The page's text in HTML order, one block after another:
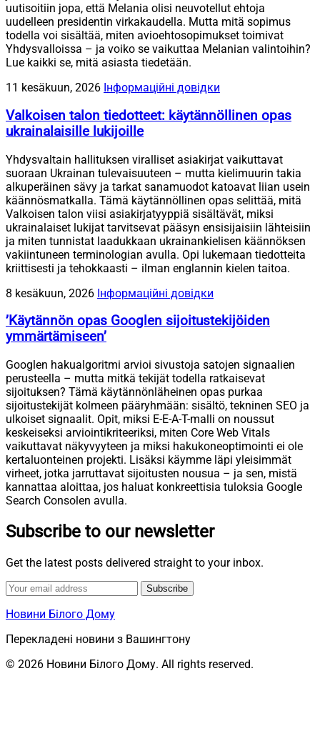
uutisoitiin jopa, että Melania olisi neuvotellut ehtoja
uudelleen presidentin virkakaudella. Mutta mitä sopimus
todella voi sisältää, miten avioehtosopimukset toimivat
Yhdysvalloissa – ja voiko se vaikuttaa Melanian valintoihin?
Lue kaikki se, mitä asiasta tiedetään.
11 kesäkuun, 2026 Інформаційні довідки
Valkoisen talon tiedotteet: käytännöllinen opas
ukrainalaisille lukijoille
Yhdysvaltain hallituksen viralliset asiakirjat vaikuttavat
suoraan Ukrainan tulevaisuuteen – mutta kielimuurin takia
alkuperäinen sävy ja tarkat sanamuodot katoavat liian usein
käännösmatkalla. Tämä käytännöllinen opas selittää, mitä
Valkoisen talon viisi asiakirjatyyppiä sisältävät, miksi
ukrainalaiset lukijat tarvitsevat pääsyn ensisijaisiin lähteisiin
ja miten tunnistat laadukkaan ukrainankielisen käännöksen
vakiintuneen terminologian avulla. Opi lukemaan tiedotteita
kriittisesti ja tehokkaasti – ilman englannin kielen taitoa.
8 kesäkuun, 2026 Інформаційні довідки
’Käytännön opas Googlen sijoitustekijöiden
ymmärtämiseen’
Googlen hakualgoritmi arvioi sivustoja satojen signaalien
perusteella – mutta mitkä tekijät todella ratkaisevat
sijoituksen? Tämä käytännönläheinen opas purkaa
sijoitustekijät kolmeen pääryhmään: sisältö, tekninen SEO ja
ulkoiset signaalit. Opit, miksi E-E-A-T-malli on noussut
keskeiseksi arviointikriteeriksi, miten Core Web Vitals
vaikuttavat näkyvyyteen ja miksi hakukoneoptimointi ei ole
kertaluonteinen projekti. Lisäksi käymme läpi yleisimmät
virheet, jotka jarruttavat sijoitusten nousua – ja sen, mistä
kannattaa aloittaa, jos haluat konkreettisia tuloksia Google
Search Consolen avulla.
Subscribe to our newsletter
Get the latest posts delivered straight to your inbox.
Subscribe
Новини Білого Дому
Перекладені новини з Вашингтону
© 2026 Новини Білого Дому. All rights reserved.